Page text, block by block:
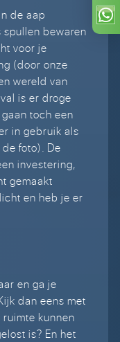
de aap
spullen bewaren
voor je
(door onze
wereld van
is er droge
toch een
in gebruik als
foto). De
investering,
gemaakt
en heb je er
en ga je
dan eens met
kunnen
is? En het